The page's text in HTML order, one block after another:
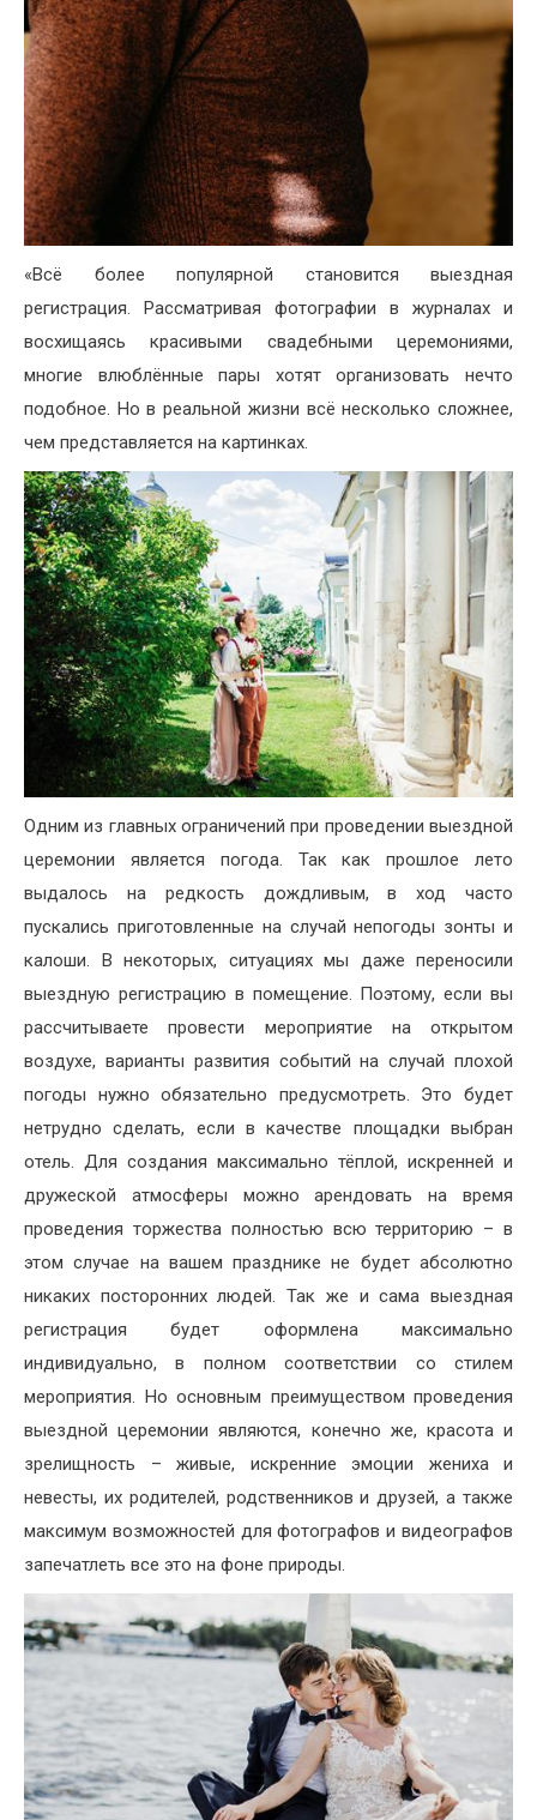
«Всё более популярной становится выездная
регистрация. Рассматривая фотографии в журналах и
восхищаясь красивыми свадебными церемониями,
многие влюблённые пары хотят организовать нечто
подобное. Но в реальной жизни всё несколько сложнее,
чем представляется на картинках.
Одним из главных ограничений при проведении выездной
церемонии является погода. Так как прошлое лето
выдалось на редкость дождливым, в ход часто
пускались приготовленные на случай непогоды зонты и
калоши. В некоторых, ситуациях мы даже переносили
выездную регистрацию в помещение. Поэтому, если вы
рассчитываете провести мероприятие на открытом
воздухе, варианты развития событий на случай плохой
погоды нужно обязательно предусмотреть. Это будет
нетрудно сделать, если в качестве площадки выбран
отель. Для создания максимально тёплой, искренней и
дружеской атмосферы можно арендовать на время
проведения торжества полностью всю территорию – в
этом случае на вашем празднике не будет абсолютно
никаких посторонних людей. Так же и сама выездная
регистрация будет оформлена максимально
индивидуально, в полном соответствии со стилем
мероприятия. Но основным преимуществом проведения
выездной церемонии являются, конечно же, красота и
зрелищность – живые, искренние эмоции жениха и
невесты, их родителей, родственников и друзей, а также
максимум возможностей для фотографов и видеографов
запечатлеть все это на фоне природы.